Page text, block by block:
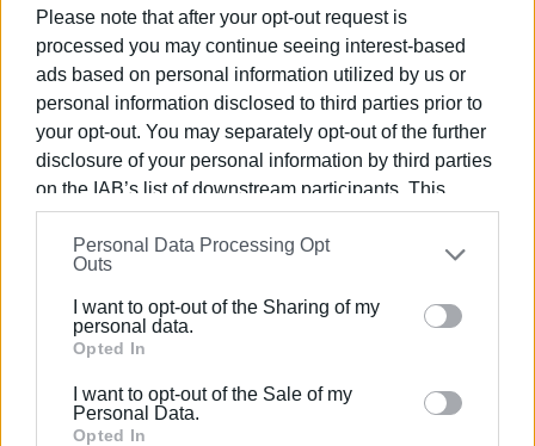
Please note that after your opt-out request is
processed you may continue seeing interest-based
ads based on personal information utilized by us or
personal information disclosed to third parties prior to
your opt-out. You may separately opt-out of the further
disclosure of your personal information by third parties
on the IAB’s list of downstream participants. This
information may also be disclosed by us to third parties
on theIAB’s List of Downstream Participants
that may
further disclose it to other third parties.
Please note that this website/app uses one or more
Google services and may gather and store information
behaviour. You may click to grant or deny consent to
Google and its third-party tags to use your data for
Personal Data Processing Opt
Outs
I want to opt-out of the Sharing of my
personal data.
Opted In
I want to opt-out of the Sale of my
Personal Data.
Opted In
ΣΠΥΡΟΣ ΠΙΚΟΥΛΑΣ
Πτυχιούχος Οικονομικών του Πανεπιστημίου
Πειραιά. Συνεργάστηκε στο ξεκίνημα με την
«Αθλητική Πορεία της Κέρκυρας», ενώ από τις
αρχές του ΄92 και για 25 χρόνια στο «Κερκυραϊκό
Βήμα». Από το 1994 εκδότης - διευθυντής στα
«Κερκυραϊκά Σπορ» και από το 2000 και για 15
χρόνια στο «ΦΩΣ των ΣΠΟΡ». Από το 2015
εργάζεται στην «ΕΝΗΜΕΡΩΣΗ», ενώ
συνεργάστηκε με την τηλεόραση του Corfu
Channel (στα πρώτα χρόνια λειτουργίας του) και
Start TV, συνολικά 15 χρόνια.